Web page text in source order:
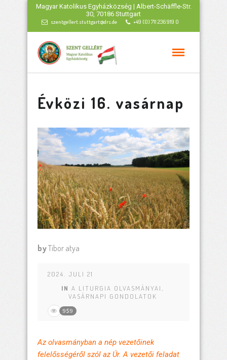
Magyar Katolikus Egyházközség | Albert-Schäffle-Str.
30, 70186 Stuttgart
szentgellert.stuttgart@drs.de +49 (0) 711 236 919 0
Évközi 16. vasárnap
byTibor atya
2024. JULI 21
IN A LITURGIA OLVASMÁNYAI
VASÁRNAPI GONDOLATOK
959
Az olvasmányban a nép vezetőinek
felelősségéről szól az Úr. A vezetői feladat